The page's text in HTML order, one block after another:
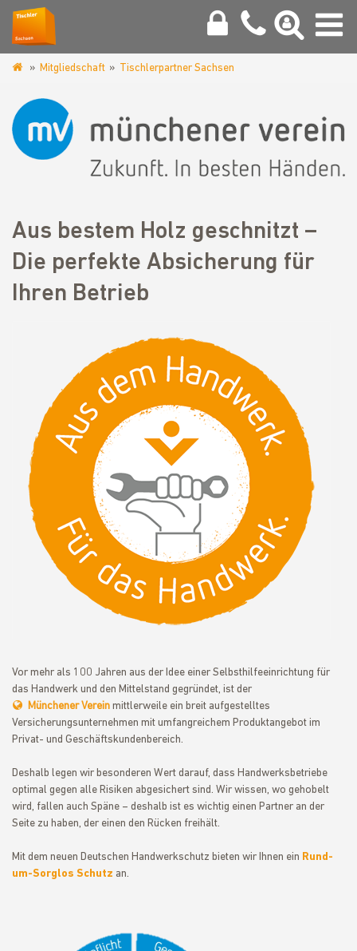
sachsen.de
Mitgliedschaft Tischlerpartner Sachsen
Aus bestem Holz geschnitzt –
Die perfekte Absicherung für
Ihren Betrieb
Vor mehr als 100 Jahren aus der Idee einer Selbsthilfeeinrichtung für
das Handwerk und den Mittelstand gegründet, ist der
Münchener Verein mittlerweile ein breit aufgestelltes
Versicherungsunternehmen mit umfangreichem Produktangebot im
Privat- und Geschäftskundenbereich.
Deshalb legen wir besonderen Wert darauf, dass Handwerksbetriebe
optimal gegen alle Risiken abgesichert sind. Wir wissen, wo gehobelt
wird, fallen auch Späne – deshalb ist es wichtig einen Partner an der
Seite zu haben, der einen den Rücken freihält.
Mit dem neuen Deutschen Handwerkschutz bieten wir Ihnen ein Rund-
um-Sorglos Schutz an.